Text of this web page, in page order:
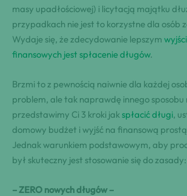
masy upadłościowej) i licytacją majątku
przypadkach nie jest to korzystne dla osób
Wydaje się, że zdecydowanie lepszym
finansowych jest spłacenie długów.
Brzmi to z pewnością naiwnie dla każdej
problem, ale tak naprawdę innego sposobu
przedstawimy Ci 3 kroki jakspłacić długi,
domowy budżet i wyjść na finansową
Jednak warunkiem podstawowym, aby
był skuteczny jest stosowanie się do zasady:
– ZERO nowych długów –